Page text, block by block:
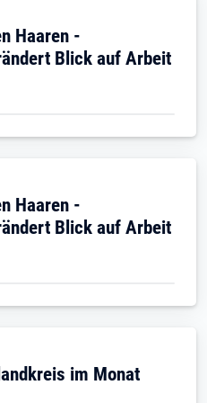
Haaren -
Blick auf Arbeit
Haaren -
Blick auf Arbeit
im Monat